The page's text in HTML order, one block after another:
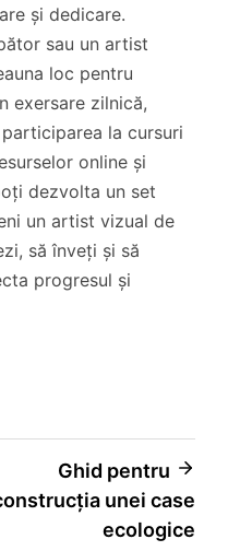
și dedicare.
sau un artist
loc pentru
exersare zilnică,
la cursuri
online și
dezvolta un set
un artist vizual de
să înveți și să
progresul și
Ghid pentru
unei case
ecologice